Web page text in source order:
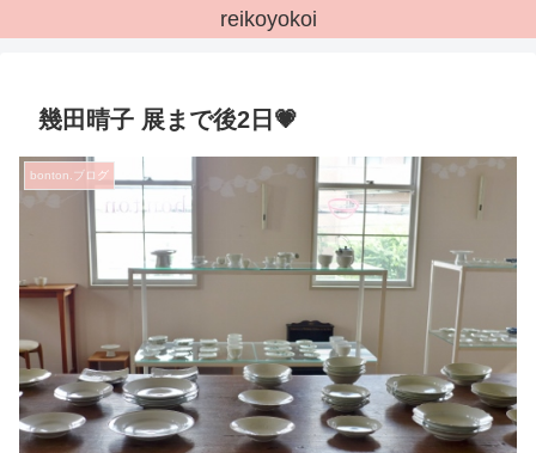
reikoyokoi
幾田晴子 展まで後2日💗
bonton.ブログ